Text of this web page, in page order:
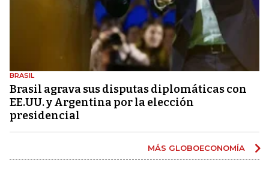
BRASIL
Brasil agrava sus disputas diplomáticas con
EE.UU. y Argentina por la elección
presidencial
MÁS GLOBOECONOMÍA